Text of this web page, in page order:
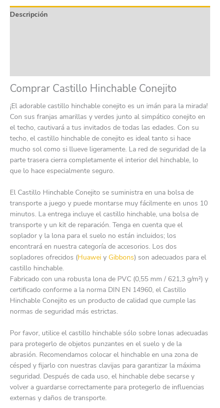
Descripción
Comprar Castillo Hinchable Conejito
¡El adorable castillo hinchable conejito es un imán para la mirada!
Con sus franjas amarillas y verdes junto al simpático conejito en
el techo, cautivará a tus invitados de todas las edades. Con su
techo, el castillo hinchable de conejito es ideal tanto si hace
mucho sol como si llueve ligeramente. La red de seguridad de la
parte trasera cierra completamente el interior del hinchable, lo
que lo hace especialmente seguro.
El Castillo Hinchable Conejito se suministra en una bolsa de
transporte a juego y puede montarse muy fácilmente en unos 10
minutos. La entrega incluye el castillo hinchable, una bolsa de
transporte y un kit de reparación. Tenga en cuenta que el
soplador y la lona para el suelo no están incluidos; los
encontrará en nuestra categoría de accesorios. Los dos
sopladores ofrecidos (Huawei y Gibbons) son adecuados para el
castillo hinchable.
Fabricado con una robusta lona de PVC (0,55 mm / 621,3 g/m²) y
certificado conforme a la norma DIN EN 14960, el Castillo
Hinchable Conejito es un producto de calidad que cumple las
normas de seguridad más estrictas.
Por favor, utilice el castillo hinchable sólo sobre lonas adecuadas
para protegerlo de objetos punzantes en el suelo y de la
abrasión. Recomendamos colocar el hinchable en una zona de
césped y fijarlo con nuestras clavijas para garantizar la máxima
seguridad. Después de cada uso, el hinchable debe secarse y
volver a guardarse correctamente para protegerlo de influencias
externas y daños de transporte.